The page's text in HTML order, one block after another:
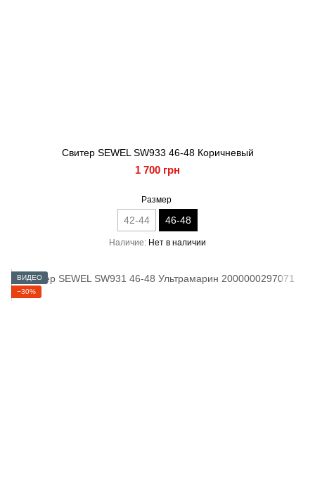
Свитер SEWEL SW933 46-48 Коричневый
1 700 грн
Размер
42-44 46-48
Наличие Нет в наличии
ВИДЕО
−30%